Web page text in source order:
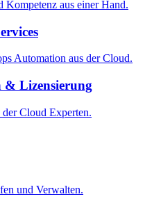
Kompetenz aus einer Hand.
Automation aus der Cloud.
Lizensierung
Cloud Experten.
und Verwalten.